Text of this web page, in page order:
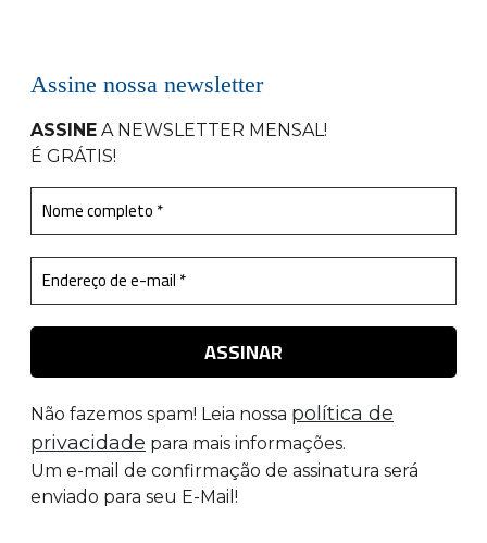
Assine nossa newsletter
ASSINE A NEWSLETTER MENSAL!
É GRÁTIS!
Não fazemos spam! Leia nossa política de
privacidade para mais informações.
Um e-mail de confirmação de assinatura será
enviado para seu E-Mail!